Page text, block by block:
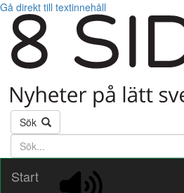
Gå direkt till textinnehåll
Sök
Söktext
Start